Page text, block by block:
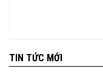
TIN TỨC MỚI